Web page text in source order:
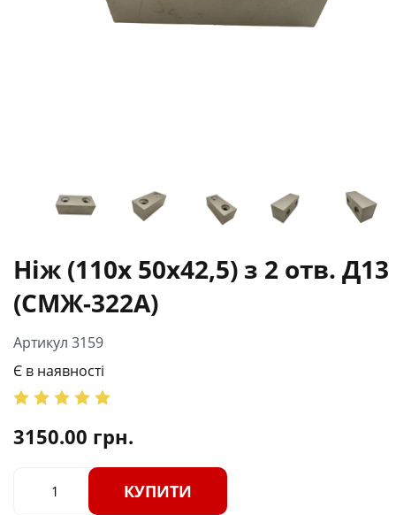
Ніж (110х 50х42,5) з 2 отв. Д13
(СМЖ-322А)
Артикул 3159
Є в наявності
3150.00 грн.
КУПИТИ